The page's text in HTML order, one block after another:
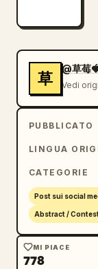
草
@草莓
Vedi
PUBBLICATO
LINGUA
CATEGORIE
Post sui social
Abstract /
MI PIACE
778